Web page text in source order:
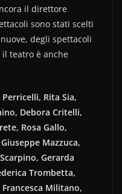
il direttore
sono stati scelti
degli spettacoli
teatro è anche
Rita Sia,
Debora Critelli,
Rosa Gallo,
Mazzuca,
Gerarda
Trombetta,
Militano,